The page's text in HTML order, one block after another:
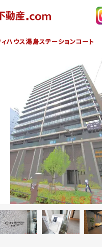
ィハウス湯島ステーションコート